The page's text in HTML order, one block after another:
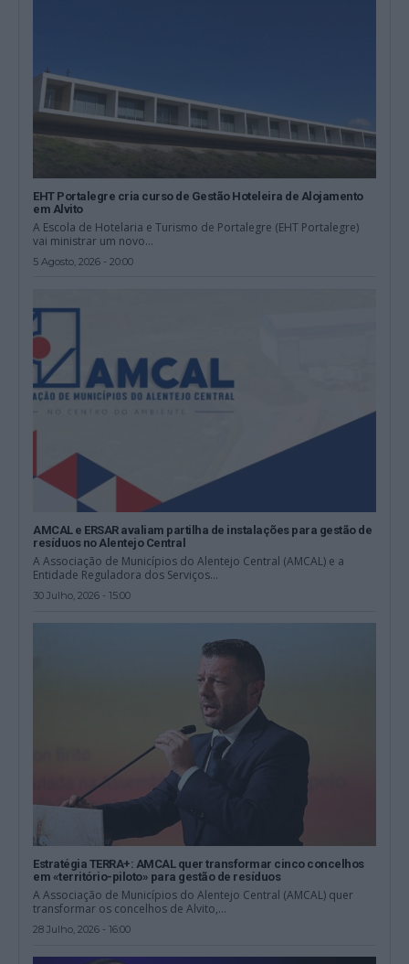
EHT Portalegre cria curso de Gestão Hoteleira de Alojamento
em Alvito
A Escola de Hotelaria e Turismo de Portalegre (EHT Portalegre)
vai ministrar um novo...
5 Agosto, 2026 - 20:00
AMCAL e ERSAR avaliam partilha de instalações para gestão de
resíduos no Alentejo Central
A Associação de Municípios do Alentejo Central (AMCAL) e a
Entidade Reguladora dos Serviços...
30 Julho, 2026 - 15:00
Estratégia TERRA+: AMCAL quer transformar cinco concelhos
em «território-piloto» para gestão de resíduos
A Associação de Municípios do Alentejo Central (AMCAL) quer
transformar os concelhos de Alvito,...
28 Julho, 2026 - 16:00